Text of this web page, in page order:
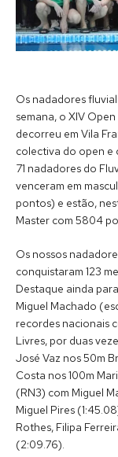
Os nadadores
semana, o XIV
decorreu em Vila
colectiva do open e
71 nadadores do
venceram em
pontos) e estão,
Master com 5804
Os nossos
conquistaram 123
Destaque ainda
Miguel Machado
recordes nacionais
Livres, por duas
José Vaz nos 50m
Costa nos 100m
(RN3) com Miguel
Miguel Pires
Rothes, Filipa
(2:09.76).